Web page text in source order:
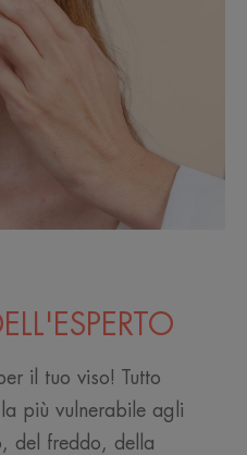
il tuo viso! Tutto
più vulnerabile agli
del freddo, della